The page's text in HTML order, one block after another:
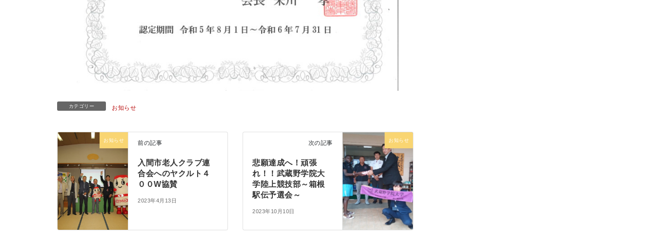
カテゴリー お知らせ
お知らせ 前の記事
入間市老人クラブ連
合会へのヤクルト４
００W協賛
2023年4月13日
お知らせ
次の記事
悲願達成へ！頑張
れ！！武蔵野学院大
学陸上競技部～箱根
駅伝予選会～
2023年10月10日